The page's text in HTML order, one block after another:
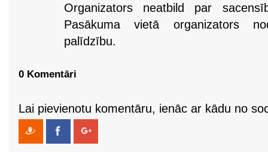
Organizators neatbild par
Pasākuma vietā organizators
palīdzību.
0 Komentāri
Lai pievienotu komentāru, ienāc ar kādu no